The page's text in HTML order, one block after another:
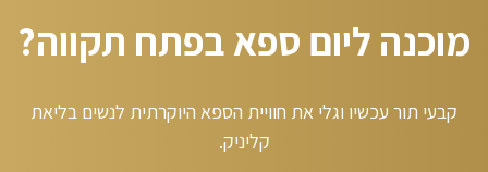
מוכנה ליום ספא בפתח תקווה?
קבעי תור עכשיו וגלי את חוויית הספא היוקרתית לנשים בליאת
קליניק.